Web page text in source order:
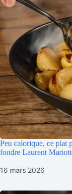
Peu calorique, ce plat
fondre Laurent
16 mars 2026